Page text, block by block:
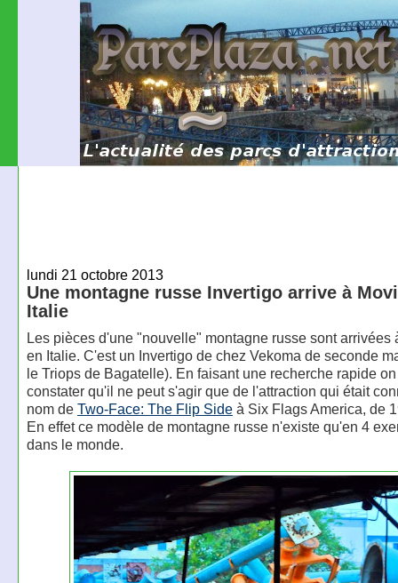
lundi 21 octobre 2013
Une montagne russe Invertigo arrive à
Italie
Les pièces d'une "nouvelle" montagne russe sont arrivées
en Italie. C'est un Invertigo de chez Vekoma de seconde
le Triops de Bagatelle). En faisant une recherche rapide
constater qu'il ne peut s'agir que de l'attraction qui était
nom de Two-Face: The Flip Sideà Six Flags America, de
En effet ce modèle de montagne russe n'existe qu'en 4
dans le monde.